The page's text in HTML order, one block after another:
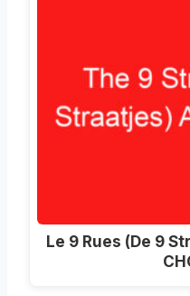
Le 9 Rues (De 9